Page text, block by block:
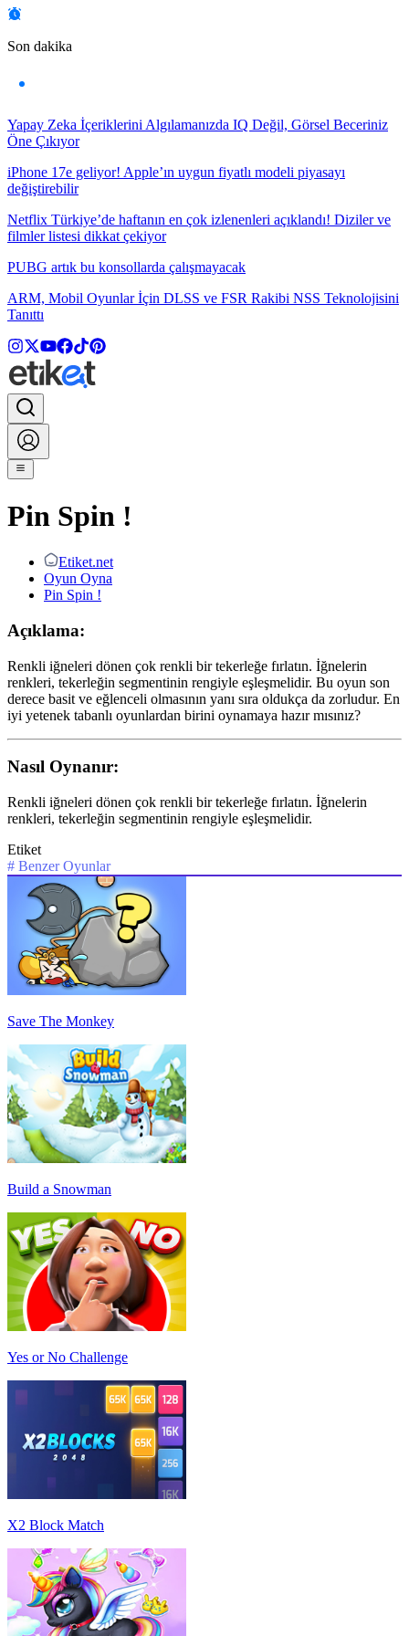
Son dakika
Yapay Zeka İçeriklerini Algılamanızda IQ Değil, Görsel Beceriniz
Öne Çıkıyor
iPhone 17e geliyor! Apple’ın uygun fiyatlı modeli piyasayı
değiştirebilir
Netflix Türkiye’de haftanın en çok izlenenleri açıklandı! Diziler ve
filmler listesi dikkat çekiyor
PUBG artık bu konsollarda çalışmayacak
ARM, Mobil Oyunlar İçin DLSS ve FSR Rakibi NSS Teknolojisini
Tanıttı
Pin Spin !
Etiket.net
Oyun Oyna
Pin Spin !
Açıklama:
Renkli iğneleri dönen çok renkli bir tekerleğe fırlatın. İğnelerin
renkleri, tekerleğin segmentinin rengiyle eşleşmelidir. Bu oyun son
derece basit ve eğlenceli olmasının yanı sıra oldukça da zorludur. En
iyi yetenek tabanlı oyunlardan birini oynamaya hazır mısınız?
Nasıl Oynanır:
Renkli iğneleri dönen çok renkli bir tekerleğe fırlatın. İğnelerin
renkleri, tekerleğin segmentinin rengiyle eşleşmelidir.
Etiket
# Benzer Oyunlar
Save The Monkey
Build a Snowman
Yes or No Challenge
X2 Block Match